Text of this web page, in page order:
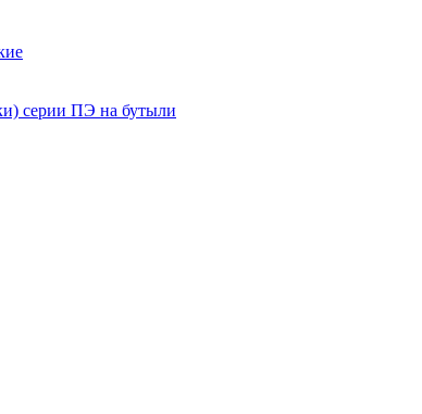
серии ПЭ на бутыли